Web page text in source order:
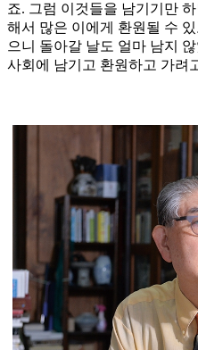
죠. 그럼 이것들을 남기기만
해서 많은 이에게 환원될 수
으니 돌아갈 날도 얼마 남지
사회에 남기고 환원하고 가려